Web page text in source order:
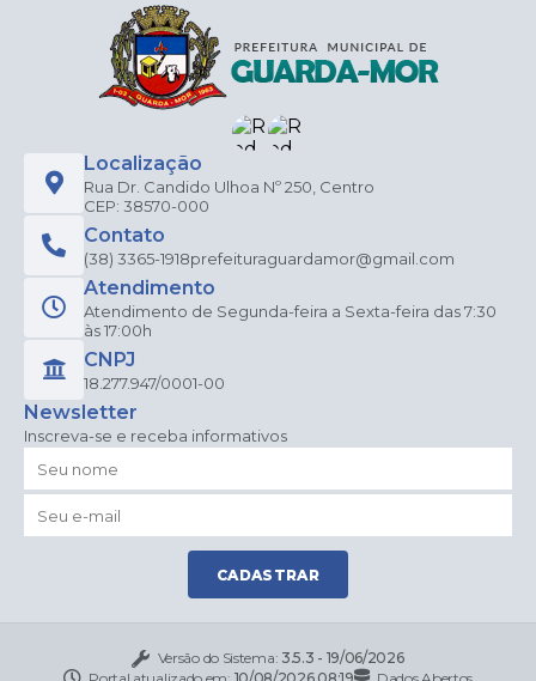
Localização
Rua Dr. Candido Ulhoa Nº 250, Centro
CEP: 38570-000
Contato
(38) 3365-1918prefeituraguardamor@gmail.com
Atendimento
Atendimento de Segunda-feira a Sexta-feira das 7:30
às 17:00h
CNPJ
18.277.947/0001-00
Newsletter
Inscreva-se e receba informativos
CADASTRAR
Versão do Sistema: 3.5.3 - 19/06/2026